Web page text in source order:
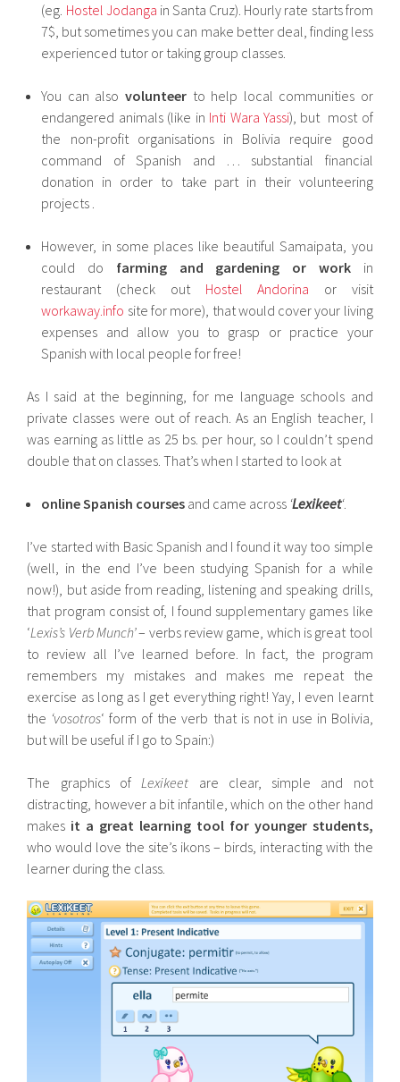
(eg. Hostel Jodanga in Santa Cruz). Hourly rate starts from
7$, but sometimes you can make better deal, finding less
experienced tutor or taking group classes.
You can also volunteerto help local communities or
endangered animals (like in Inti Wara Yassi), but most of
the non-profit organisations in Bolivia require good
command of Spanish and … substantial financial
donation in order to take part in their volunteering
projects .
However, in some places like beautiful Samaipata, you
could do farming and gardening or workin
restaurant (check out Hostel Andorina or visit
workaway.info site for more), that would cover your living
expenses and allow you to grasp or practice your
Spanish with local people for free!
As I said at the beginning, for me language schools and
private classes were out of reach. As an English teacher, I
was earning as little as 25 bs. per hour, so I couldn’t spend
double that on classes. That’s when I started to look at
online Spanish courses and came across ‘Lexikeet‘.
I’ve started with Basic Spanish and I found it way too simple
(well, in the end I’ve been studying Spanish for a while
now!), but aside from reading, listening and speaking drills,
that program consist of, I found supplementary games like
‘Lexis’s Verb Munch’– verbs review game, which is great tool
to review all I’ve learned before. In fact, the program
remembers my mistakes and makes me repeat the
exercise as long as I get everything right! Yay, I even learnt
the ‘vosotros‘ form of the verb that is not in use in Bolivia,
but will be useful if I go to Spain:)
The graphics ofLexikeet are clear, simple and not
distracting, however a bit infantile, which on the other hand
makes it a great learning tool for younger students,
who would love the site’s ikons – birds, interacting with the
learner during the class.